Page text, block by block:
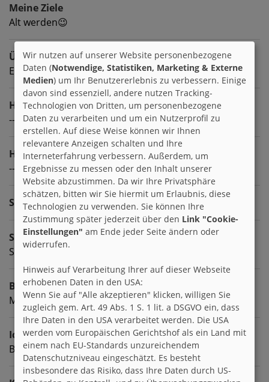
Meine Ziele
Alt werden😉
Über mich
Ein Mädel vom Lande😊
Hobbies
---
Homepage
---
Sprachen
Sternzeichen
Schütze
Beruf
Mama😉
Ich suche
Brieffreunde zwischen 35 & 50
Wir nutzen auf unserer Website personenbezogene
Daten (Notwendige, Statistiken, Marketing & Externe
Medien) um Ihr Benutzererlebnis zu verbessern. Einige
davon sind essenziell, andere nutzen Tracking-
Technologien von Dritten, um personenbezogene
Daten zu verarbeiten und um ein Nutzerprofil zu
erstellen. Auf diese Weise können wir Ihnen
relevantere Anzeigen schalten und Ihre
Interneterfahrung verbessern. Außerdem, um
Ergebnisse zu messen oder den Inhalt unserer
Website abzustimmen. Da wir Ihre Privatsphäre
schätzen, bitten wir Sie hiermit um Erlaubnis, diese
Technologien zu verwenden. Sie können Ihre
Zustimmung später jederzeit über den Link "Cookie-
Einstellungen" am Ende jeder Seite ändern oder
widerrufen.
Hinweis auf Verarbeitung Ihrer auf dieser Webseite
erhobenen Daten in den USA:
Wenn Sie auf "Alle akzeptieren" klicken, willigen Sie
zugleich gem. Art. 49 Abs. 1 S. 1 lit. a DSGVO ein, dass
Ihre Daten in den USA verarbeitet werden. Die USA
werden vom Europäischen Gerichtshof als ein Land mit
einem nach EU-Standards unzureichendem
Datenschutzniveau eingeschätzt. Es besteht
insbesondere das Risiko, dass Ihre Daten durch US-